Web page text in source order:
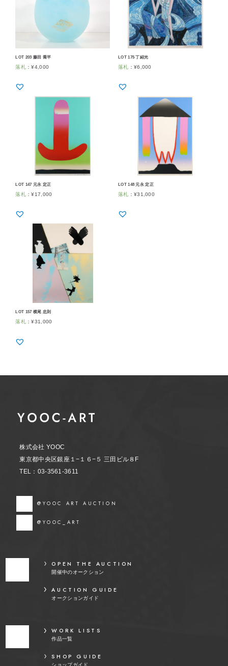
LOT 203 藤田 喬平
落札 ：¥4,000
LOT 175 丁紹光
落札 ： ¥6,000
LOT 147 元永 定正
落札 ：¥17,000
LOT 148 元永 定正
落札 ： ¥31,000
LOT 157 横尾 忠則
落札 ：¥31,000
株式会社 YOOC
東京都中央区銀座１−１６−５ 三田ビル８F
TEL：03-3561-3611
@YOOC ART AUCTION
@YOOC_ART
OPEN THE AUCTION
開催中のオークション
AUCTION GUIDE
オークションガイド
WORK LISTS
作品一覧
SHOP GUIDE
ショップガイド